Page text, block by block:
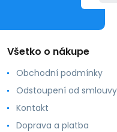
Všetko o nákupe
Obchodní podmínky
Odstoupení od smlouvy
Kontakt
Doprava a platba